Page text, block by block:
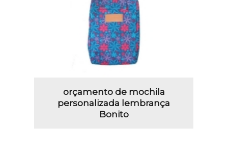
orçamento de mochila
personalizada lembrança
Bonito